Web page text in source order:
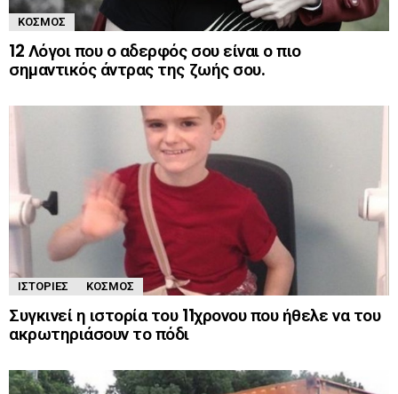
ΚΌΣΜΟΣ
12 Λόγοι που ο αδερφός σου είναι ο πιο
σημαντικός άντρας της ζωής σου.
ΙΣΤΟΡΊΕΣ ΚΌΣΜΟΣ
Συγκινεί η ιστορία του 11χρονου που ήθελε να του
ακρωτηριάσουν το πόδι